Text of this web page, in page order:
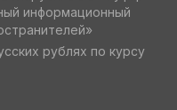
информационный
рублях по курсу